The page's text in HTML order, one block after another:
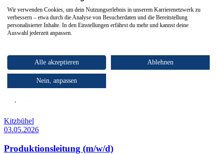
Top Arbeitgeber
Kirchbichl
03.05.2026
MOGUNTIA FOOD GROUP
03.05.2026
Kitzbühel
03.05.2026
Produktionsleitung (m/w/d)
Wir verwenden Cookies, um dein Nutzungserlebnis in unserem Karrierenetzwerk zu
verbessern – etwa durch die Analyse von Besucherdaten und die Bereitstellung
personalisierter Inhalte. In den Einstellungen erfährst du mehr und kannst deine
Auswahl jederzeit anpassen.
Alle akzeptieren Ablehnen
Nein, anpassen